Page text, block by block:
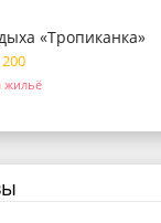
«Тропиканка»
жильё